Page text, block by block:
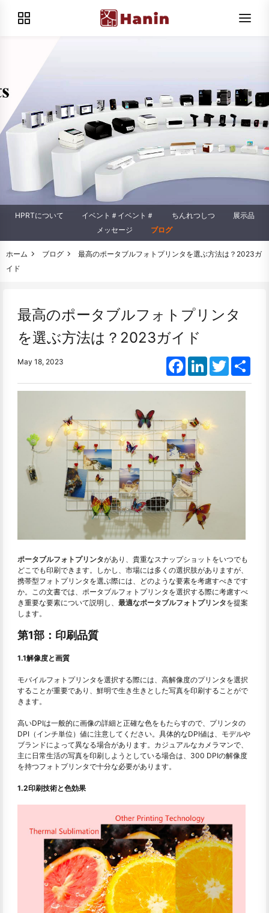
HPRTについて イベント＃イベント＃ ちんれつしつ
展示品
メッセージ
ブログ
ホーム ブログ
最高のポータブルフォトプリンタを選ぶ方法は？2023ガ
イド
最高のポータブルフォトプリンタ
を選ぶ方法は？2023ガイド
May 18, 2023 FacebookLinkedInTwitter
ポータブルフォトプリンタがあり、貴重なスナップショットをいつでも
どこでも印刷できます。しかし、市場には多くの選択肢がありますが、
携帯型フォトプリンタを選ぶ際には、どのような要素を考慮すべきです
か。この文書では、ポータブルフォトプリンタを選択する際に考慮すべ
き重要な要素について説明し、 最適なポータブルフォトプリンタを提案
します。
第1部：印刷品質
1.1解像度と画質
モバイルフォトプリンタを選択する際には、高解像度のプリンタを選択
することが重要であり、鮮明で生き生きとした写真を印刷することがで
きます。
高いDPIは一般的に画像の詳細と正確な色をもたらすので、プリンタの
DPI（インチ単位）値に注意してください。具体的なDPI値は、モデルや
ブランドによって異なる場合があります。カジュアルなカメラマンで、
主に日常生活の写真を印刷しようとしている場合は、300 DPIの解像度
を持つフォトプリンタで十分な必要があります。
1.2印刷技術と色効果